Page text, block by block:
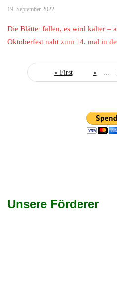
19. September 2022
Die Blätter fallen, es wird kälter –
Oktoberfest naht zum 14. mal in
« First «
Unsere Förderer